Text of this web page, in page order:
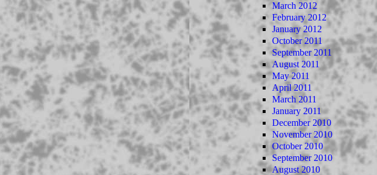
March 2012
February 2012
January 2012
October 2011
September 2011
August 2011
May 2011
April 2011
March 2011
January 2011
December 2010
November 2010
October 2010
September 2010
August 2010